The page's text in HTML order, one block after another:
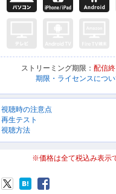
ストリーミング期限： 配信
期限・ライセンスにつ
視聴時の注意点
再生テスト
視聴方法
※価格は全て税込み表示